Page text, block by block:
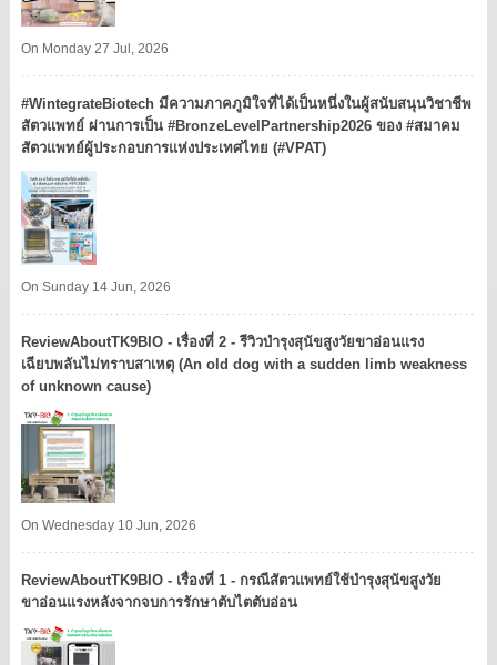
On Monday 27 Jul, 2026
#WintegrateBiotech มีความภาคภูมิใจที่ได้เป็นหนึ่งในผู้สนับสนุนวิชาชีพ
สัตวแพทย์ ผ่านการเป็น #BronzeLevelPartnership2026 ของ #สมาคม
สัตวแพทย์ผู้ประกอบการแห่งประเทศไทย (#VPAT)
On Sunday 14 Jun, 2026
ReviewAboutTK9BIO - เรื่องที่ 2 - รีวิวบำรุงสุนัขสูงวัยขาอ่อนแรง
เฉียบพลันไม่ทราบสาเหตุ (An old dog with a sudden limb weakness
of unknown cause)
On Wednesday 10 Jun, 2026
ReviewAboutTK9BIO - เรื่องที่ 1 - กรณีสัตวแพทย์ใช้บำรุงสุนัขสูงวัย
ขาอ่อนแรงหลังจากจบการรักษาตับไตตับอ่อน